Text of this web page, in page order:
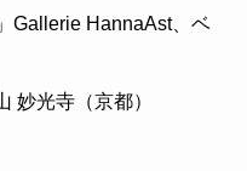
Gallerie HannaAst、ベ
妙光寺（京都）